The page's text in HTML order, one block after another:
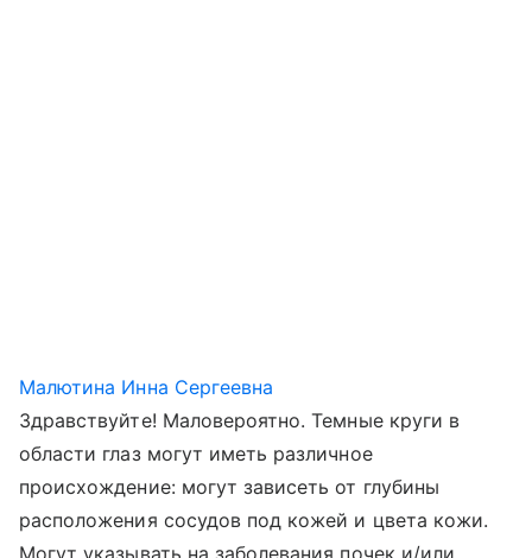
Малютина Инна Сергеевна
Здравствуйте! Маловероятно. Темные круги в
области глаз могут иметь различное
происхождение: могут зависеть от глубины
расположения сосудов под кожей и цвета кожи.
Могут указывать на заболевания почек и/или